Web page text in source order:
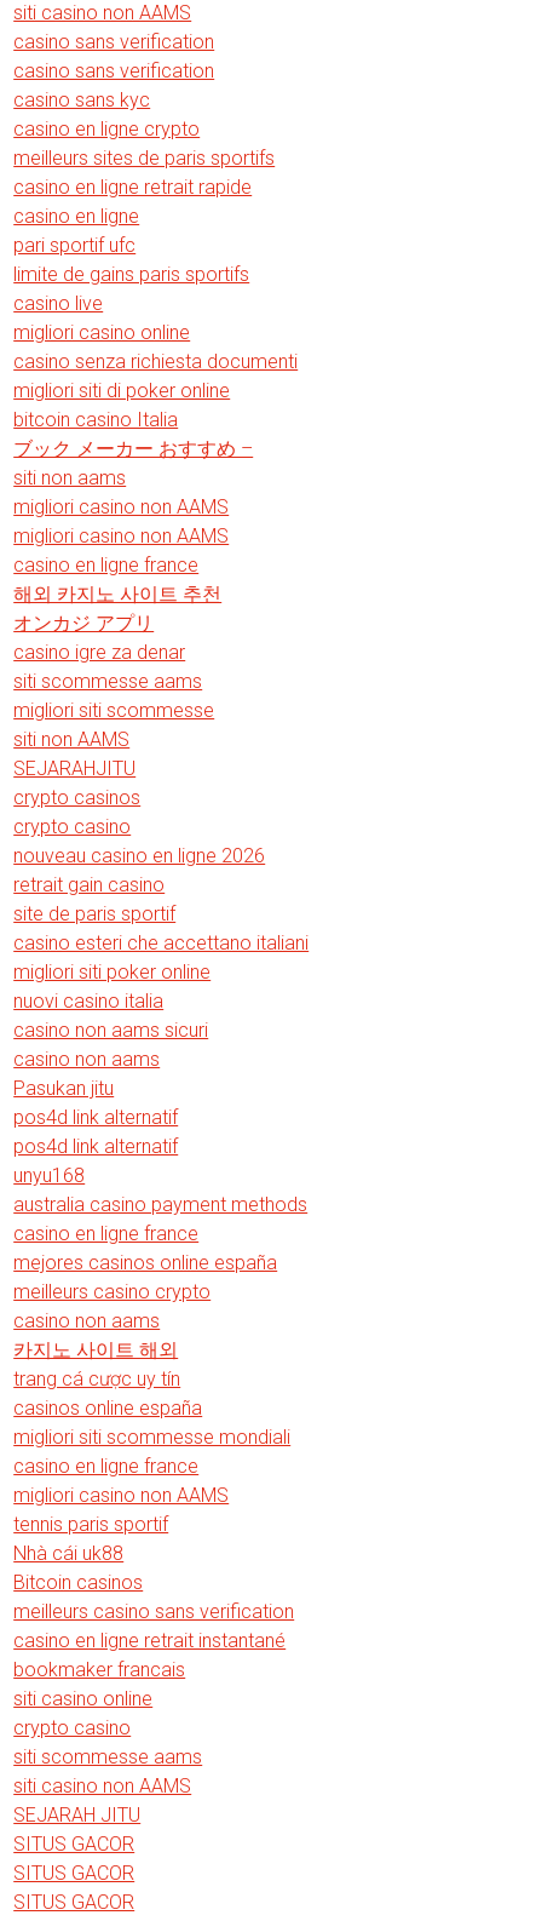
siti casino non AAMS
casino sans verification
casino sans verification
casino sans kyc
casino en ligne crypto
meilleurs sites de paris sportifs
casino en ligne retrait rapide
casino en ligne
pari sportif ufc
limite de gains paris sportifs
casino live
migliori casino online
casino senza richiesta documenti
migliori siti di poker online
bitcoin casino Italia
ブック メーカー おすすめ –
siti non aams
migliori casino non AAMS
migliori casino non AAMS
casino en ligne france
해외 카지노 사이트 추천
オンカジ アプリ
casino igre za denar
siti scommesse aams
migliori siti scommesse
siti non AAMS
SEJARAHJITU
crypto casinos
crypto casino
nouveau casino en ligne 2026
retrait gain casino
site de paris sportif
casino esteri che accettano italiani
migliori siti poker online
nuovi casino italia
casino non aams sicuri
casino non aams
Pasukan jitu
pos4d link alternatif
pos4d link alternatif
unyu168
australia casino payment methods
casino en ligne france
mejores casinos online españa
meilleurs casino crypto
casino non aams
카지노 사이트 해외
trang cá cược uy tín
casinos online españa
migliori siti scommesse mondiali
casino en ligne france
migliori casino non AAMS
tennis paris sportif
Nhà cái uk88
Bitcoin casinos
meilleurs casino sans verification
casino en ligne retrait instantané
bookmaker francais
siti casino online
crypto casino
siti scommesse aams
siti casino non AAMS
SEJARAH JITU
SITUS GACOR
SITUS GACOR
SITUS GACOR